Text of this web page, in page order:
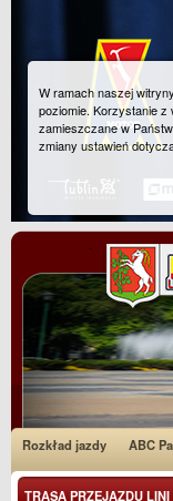
Rozkład jazdy ABC
TRASA PRZEJAZDU LINI
W ramach naszej
poziomie. Korzystanie
zamieszczane w
zmiany ustawień